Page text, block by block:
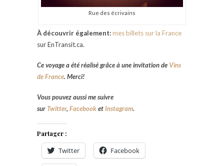
Rue des écrivains
À découvrir également:mes billets sur la France
sur EnTransit.ca.
Ce voyage a été réalisé grâce à une invitation de Vins
de France. Merci!
Vous pouvez aussi me suivre
sur Twitter, FacebooketInstagram.
Partager :
Twitter Facebook